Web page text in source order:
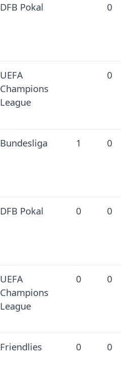
DFB Pokal 0
UEFA
Champions
League
0
Bundesliga 1 0
DFB Pokal 0 0
UEFA
Champions
League
0 0
Friendlies 0 0